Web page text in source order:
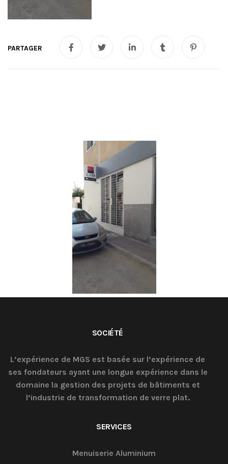
SOCIÉTÉ
L’expérience de MGS est basée sur l’expérience de
ses fondateurs ayant une longue expérience dans le
domaine la gestion des projets de bâtiments et
l’industrie de transformation de verre plat.
SERVICES
Menuiserie Aluminium